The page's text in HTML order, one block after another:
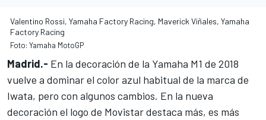
Valentino Rossi, Yamaha Factory Racing, Maverick Viñales, Yamaha
Factory Racing
Foto: Yamaha MotoGP
Madrid.- En la decoración de la Yamaha M1 de 2018
vuelve a dominar el color azul habitual de la marca de
Iwata, pero con algunos cambios. En la nueva
decoración el logo de Movistar destaca más, es más